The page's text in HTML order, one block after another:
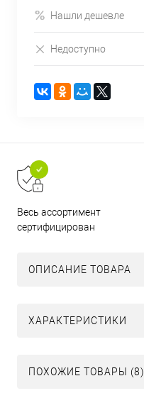
Нашли дешевле
Недоступно
Весь ассортимент
сертифицирован
ОПИСАНИЕ ТОВАРА
ХАРАКТЕРИСТИКИ
ПОХОЖИЕ ТОВАРЫ (8)